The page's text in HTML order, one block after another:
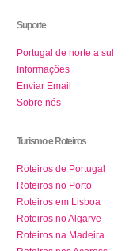
Suporte
Portugal de norte a sul
Informações
Enviar Email
Sobre nós
Turismo e Roteiros
Roteiros de Portugal
Roteiros no Porto
Roteiros em Lisboa
Roteiros no Algarve
Roteiros na Madeira